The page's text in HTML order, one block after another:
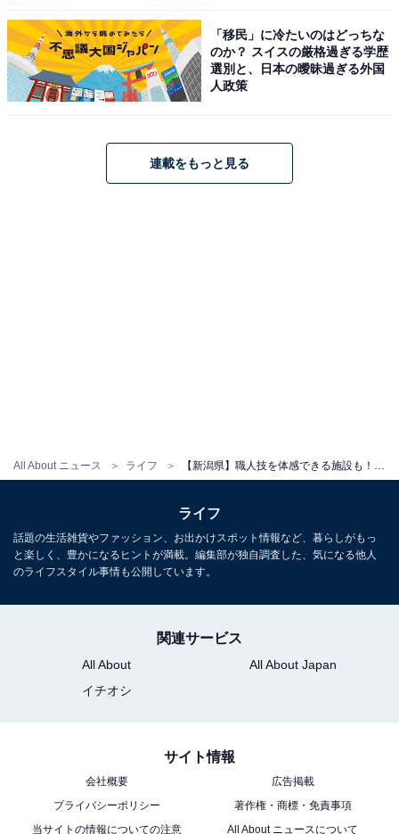
All About ニュース ライフ
不定期で開催される職人による実演イベントや、スプー
ン磨き・包丁研ぎといった体験教室も見どころのひと
の食材と職人の手がけたカトラリーで、食からもものづ
くりの魅力を味わえます。
「燕三条地場産センター」のアクセス・営業時間
所在地：955-0092 新潟県三条市須頃1丁目17番地
アクセス：JR上越新幹線「燕三条駅」より徒歩約5分／
北陸自動車道「三条燕IC」より車で約5分
定休日：毎月第1水曜日、年末年始（12月29日～1月3
駐車場：大型バス6台・普通車約119～350台（資料によ
「Tsubamesanjo Bit 燕三条本店」、観光情報コーナー、
「移民」に冷たいのはどっちな
のか？ スイスの厳格過ぎる学歴
選別と、日本の曖昧過ぎる外国
人政策
連載をもっと見る
ライフ
話題の生活雑貨やファッション、お出かけスポット情報など、暮らしがもっ
と楽しく、豊かになるヒントが満載。編集部が独自調査した、気になる他人
のライフスタイル事情も公開しています。
関連サービス
All About
All About Japan
イチオシ
サイト情報
会社概要
広告掲載
プライバシーポリシー
著作権・商標・免責事項
当サイトの情報についての注意
All About ニュースについて